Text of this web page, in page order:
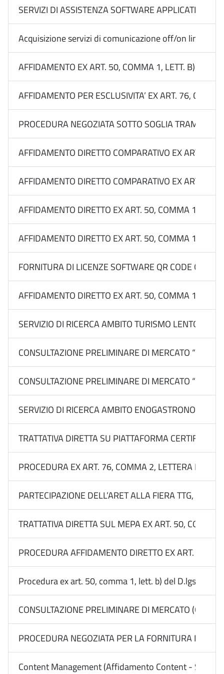
SERVIZI DI ASSISTENZA SOFTWARE APPLICATIVI
Acquisizione servizi di comunicazione off/on line
AFFIDAMENTO EX ART. 50, COMMA 1, LETT. B) DEL
AFFIDAMENTO PER ESCLUSIVITA’ EX ART. 76,
PROCEDURA NEGOZIATA SOTTO SOGLIA TRAMITE
AFFIDAMENTO DIRETTO COMPARATIVO EX ART.
AFFIDAMENTO DIRETTO COMPARATIVO EX ART. 50,
AFFIDAMENTO DIRETTO EX ART. 50, COMMA 1,
AFFIDAMENTO DIRETTO EX ART. 50, COMMA 1,
FORNITURA DI LICENZE SOFTWARE QR CODE
AFFIDAMENTO DIRETTO EX ART. 50, COMMA 1,
SERVIZIO DI RICERCA AMBITO TURISMO LENTO, IN
CONSULTAZIONE PRELIMINARE DI MERCATO
CONSULTAZIONE PRELIMINARE DI MERCATO
SERVIZIO DI RICERCA AMBITO ENOGASTRONOMIA E
TRATTATIVA DIRETTA SU PIATTAFORMA
PROCEDURA EX ART. 76, COMMA 2, LETTERA B)
PARTECIPAZIONE DELL’ARET ALLA FIERA TTG,
TRATTATIVA DIRETTA SUL MEPA EX ART. 50,
PROCEDURA AFFIDAMENTO DIRETTO EX ART. 50,
Procedura ex art. 50, comma 1, lett. b) del D.lgs. n.
CONSULTAZIONE PRELIMINARE DI MERCATO
PROCEDURA NEGOZIATA PER LA FORNITURA DEL
Content Management (Affidamento Content - Sito) -